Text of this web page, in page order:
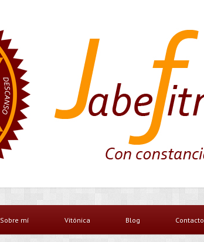
Sobre mí Vitónica Blog Contacto